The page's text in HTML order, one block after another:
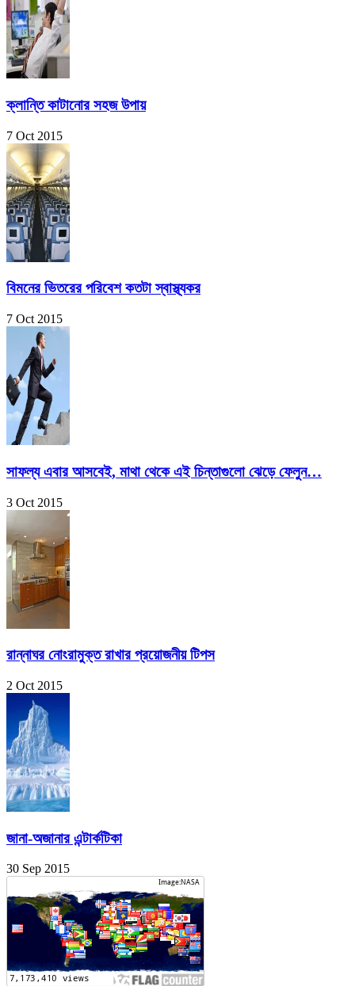
ক্লান্তি কাটানোর সহজ উপায়
7 Oct 2015
বিমনের ভিতরের পরিবেশ কতটা স্বাস্থ্যকর
7 Oct 2015
সাফল্য এবার আসবেই, মাথা থেকে এই চিন্তাগুলো ঝেড়ে ফেলুন…
3 Oct 2015
রান্নাঘর নোংরামুক্ত রাখার প্রয়োজনীয় টিপস
2 Oct 2015
জানা-অজানার এন্টার্কটিকা
30 Sep 2015